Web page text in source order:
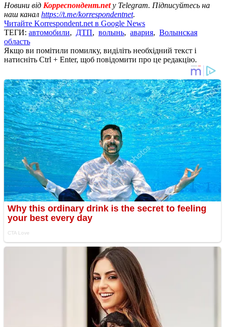
Новини від Корреспондент.net у Telegram. Підписуйтесь на
наш канал https://t.me/korrespondentnet.
Читайте Korrespondent.net в Google News
ТЕГИ: автомобили, ДТП, волынь, авария, Волынская
область
Якщо ви помітили помилку, виділіть необхідний текст і
натисніть Ctrl + Enter, щоб повідомити про це редакцію.